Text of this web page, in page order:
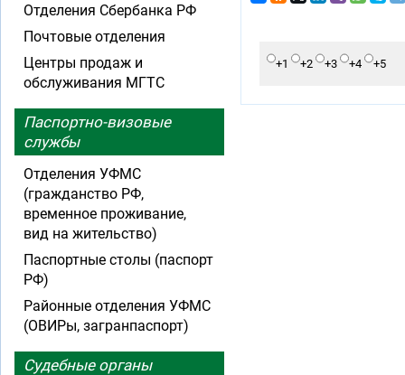
+1 +2 +3 +4 +5
Отделения Сбербанка РФ
Почтовые отделения
Центры продаж и
обслуживания МГТС
Паспортно-визовые
службы
Отделения УФМС
(гражданство РФ,
временное проживание,
вид на жительство)
Паспортные столы (паспорт
РФ)
Районные отделения УФМС
(ОВИРы, загранпаспорт)
Судебные органы